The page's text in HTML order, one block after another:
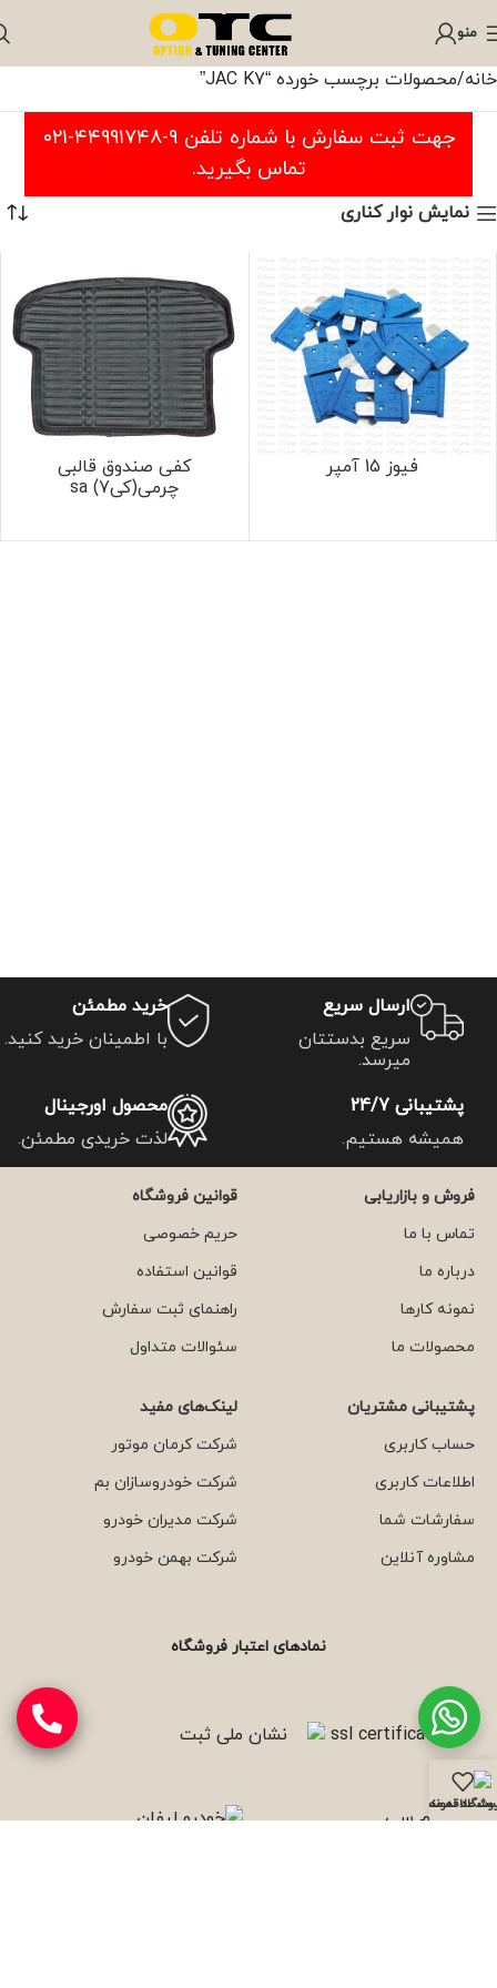
منو
خانه محصولات برچسب خورده “JAC K7”
جهت ثبت سفارش با شماره تلفن ۹-۴۴۹۹۱۷۴۸-۰۲۱
تماس بگیرید.
نمایش نوار کناری
فیوز 15 آمپر
کفی صندوق قالبی
چرمی(کی7) sa
ارسال سریع
سریع بدستتان
میرسد.
خرید مطمئن
با اطمینان خرید کنید.
پشتیبانی 24/7
همیشه هستیم.
محصول اورجینال
لذت خریدی مطمئن.
فروش و بازاریابی
تماس با ما
درباره ما
نمونه کارها
محصولات ما
قوانین فروشگاه
حریم خصوصی
قوانین استفاده
راهنمای ثبت سفارش
سئوالات متداول
پشتیبانی مشتریان
حساب کاربری
اطلاعات کاربری
سفارشات شما
مشاوره آنلاین
لینک‌های مفید
شرکت کرمان موتور
شرکت خودروسازان بم
شرکت مدیران خودرو
شرکت بهمن خودرو
نمادهای اعتبار فروشگاه
علاقه مندی ها
نمونه کارها